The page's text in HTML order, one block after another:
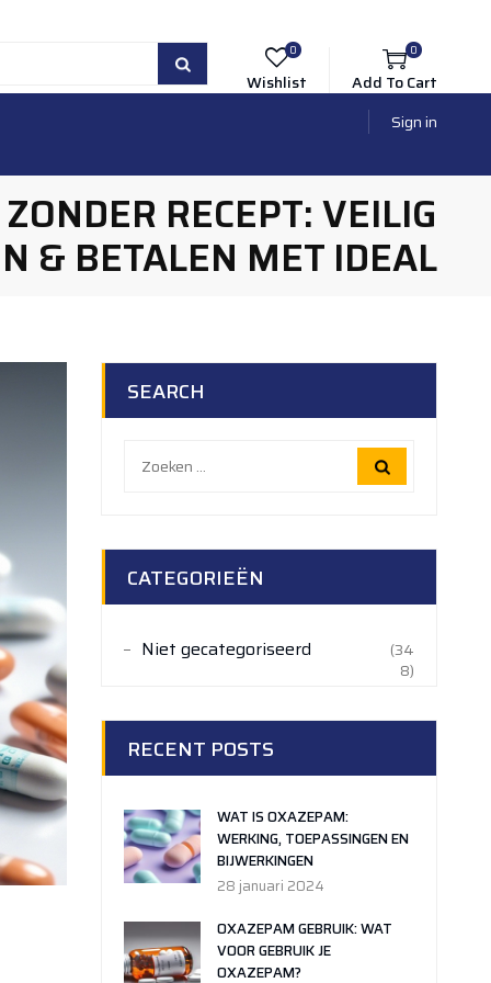
Add To Cart
0
Wishlist
0
Sign in
RECEPT: VEILIG
& BETALEN MET IDEAL
SEARCH
naar:
CATEGORIEËN
Niet gecategoriseerd
(34
8)
RECENT POSTS
WAT IS OXAZEPAM:
WERKING, TOEPASSINGEN EN
BIJWERKINGEN
28 januari 2024
OXAZEPAM GEBRUIK: WAT
VOOR GEBRUIK JE
OXAZEPAM?